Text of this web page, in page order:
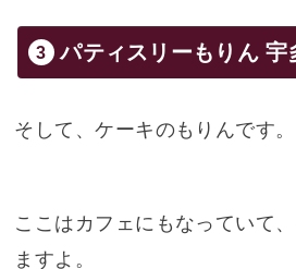
パティスリーもりん 宇
そして、ケーキのもりんです。
ここはカフェにもなっていて
ますよ。